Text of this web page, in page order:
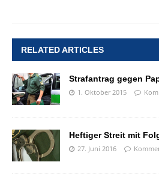
RELATED ARTICLES
Strafantrag gegen
1. Oktober 2015
Heftiger Streit mit
27. Juni 2016